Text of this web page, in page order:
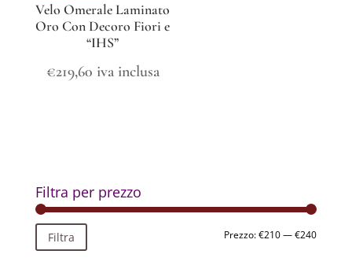
Velo Omerale Laminato
Oro Con Decoro Fiori e
“IHS”
€219,60 iva inclusa
Filtra per prezzo
Prezzo
Prezzo
Filtra Prezzo:€210—€240